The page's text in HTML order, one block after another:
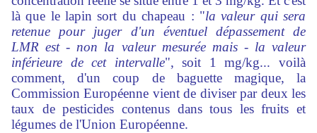
là que le lapin sort du chapeau : "la valeur qui sera
retenue pour juger d'un éventuel dépassement de
LMR est - non la valeur mesurée mais - la valeur
inférieure de cet intervalle", soit 1 mg/kg... voilà
comment, d'un coup de baguette magique, la
Commission Européenne vient de diviser par deux les
taux de pesticides contenus dans tous les fruits et
légumes de l'Union Européenne.